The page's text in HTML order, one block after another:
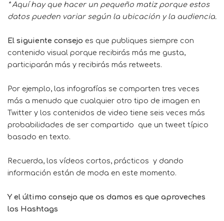
* Aquí hay que hacer un pequeño matiz porque estos
datos pueden variar según la ubicación y la audiencia.
El siguiente consejo es que publiques siempre con
contenido visual porque recibirás más me gusta,
participarán más y recibirás más retweets.
Por ejemplo, las infografías se comparten tres veces
más a menudo que cualquier otro tipo de imagen en
Twitter y los contenidos de video tiene seis veces más
probabilidades de ser compartido que un tweet típico
basado en texto.
Recuerda, los vídeos cortos, prácticos y dando
información están de moda en este momento.
Y el último consejo que os damos es que aproveches
los Hashtags